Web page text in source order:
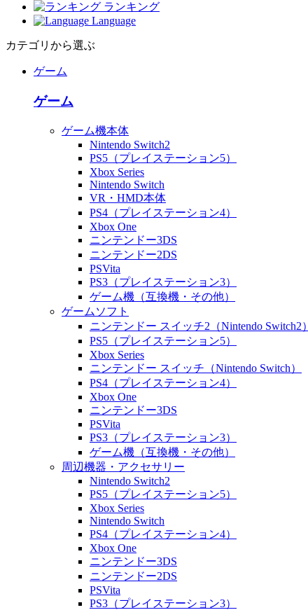
ランキング
Language
カテゴリから選ぶ
ゲーム
ゲーム
ゲーム機本体
Nintendo Switch2
PS5（プレイステーション5）
Xbox Series
Nintendo Switch
VR・HMD本体
PS4（プレイステーション4）
Xbox One
ニンテンドー3DS
ニンテンドー2DS
PSVita
PS3（プレイステーション3）
ゲーム機（互換機・その他）
ゲームソフト
ニンテンドー スイッチ2（Nintendo Switch2）
PS5（プレイステーション5）
Xbox Series
ニンテンドー スイッチ（Nintendo Switch）
PS4（プレイステーション4）
Xbox One
ニンテンドー3DS
PSVita
PS3（プレイステーション3）
ゲーム機（互換機・その他）
周辺機器・アクセサリー
Nintendo Switch2
PS5（プレイステーション5）
Xbox Series
Nintendo Switch
PS4（プレイステーション4）
Xbox One
ニンテンドー3DS
ニンテンドー2DS
PSVita
PS3（プレイステーション3）